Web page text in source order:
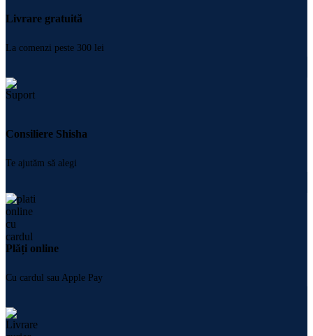
Livrare gratuită
La comenzi peste 300 lei
Consiliere Shisha
Te ajutăm să alegi
Plăți online
Cu cardul sau Apple Pay